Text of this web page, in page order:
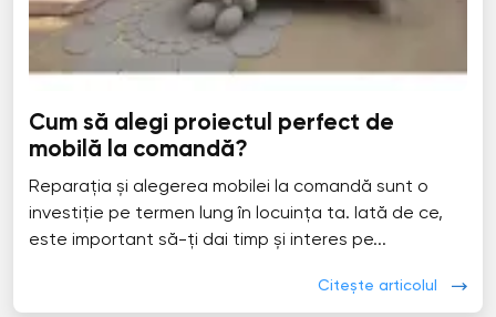
Cum să alegi proiectul perfect de
mobilă la comandă?
Reparația și alegerea mobilei la comandă sunt o
investiție pe termen lung în locuința ta. Iată de ce,
este important să-ți dai timp și interes pe...
Citește articolul